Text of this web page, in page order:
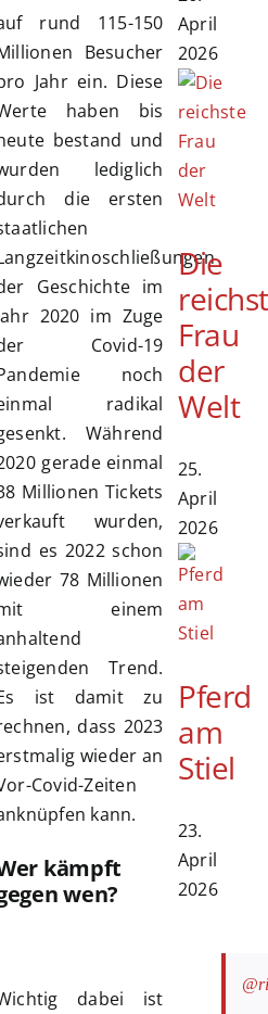
rund 115-150
Besucher
Jahr ein. Diese
haben bis
bestand und
lediglich
die ersten
Geschichte im
2020 im Zuge
Covid-19
noch
radikal
Während
gerade einmal
Millionen Tickets
wurden,
es 2022 schon
78 Millionen
einem
Trend.
ist damit zu
dass 2023
wieder an
Covid-Zeiten
kann.
kämpft
wen?
dabei ist
April
2026
Die
Frau
der
Welt
25.
April
2026
Pferd
am
Stiel
23.
April
2026